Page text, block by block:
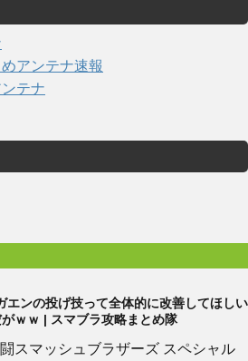
アンテナ速報
テナ
エンの投げ技って全体的に改善してほしい
ｗｗ | スマブラ攻略まとめ隊
スマッシュブラザーズ スペシャル